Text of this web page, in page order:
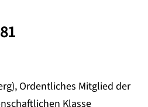
Ordentliches Mitglied der
Klasse